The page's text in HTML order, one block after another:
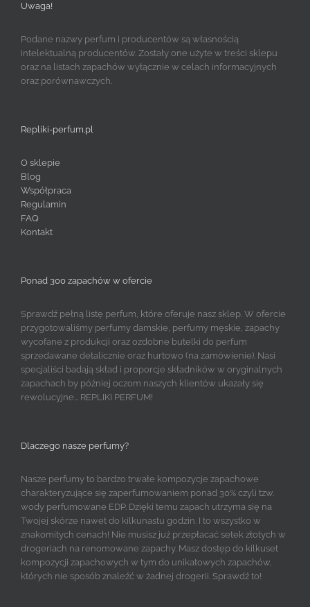
Uwaga!
Podane nazwy perfum i producentów są własnością
intelektualną producentów. Zostały one użyte w treści sklepu
oraz na listach zapachów wyłącznie w celach informacyjnych
oraz porównawczych.
Repliki-perfum.pl
O sklepie
Blog
Współpraca
Regulamin
FAQ
Kontakt
Ponad 300 zapachów w ofercie
Sprawdź pełną listę perfum, które oferuje nasz sklep. W ofercie
przygotowaliśmy perfumy damskie, perfumy męskie, zapachy
wycofane z produkcji oraz ozdobne butelki do perfum
sprzedawane detalicznie oraz hurtowo (na zamówienie). Nasi
specjaliści badają skład i proporcje składników w oryginalnych
zapachach by później oczom naszych klientów ukazały się
rewolucyjne... REPLIKI PERFUM!
Dlaczego nasze perfumy?
Nasze perfumy to bardzo trwałe kompozycje zapachowe
charakteryzujące się zaperfumowaniem ponad 30% czyli tzw.
wody perfumowane EDP. Dzięki temu zapach utrzyma się na
Twojej skórze nawet do kilkunastu godzin. I to wszystko w
znakomitych cenach! Nie musisz już przepłacać setek złotych w
drogeriach na renomowane zapachy. Masz dostęp do kilkuset
kompozycji zapachowych w tym do unikatowych zapachów,
których nie sposób znaleźć w żadnej drogerii. Sprawdź to!